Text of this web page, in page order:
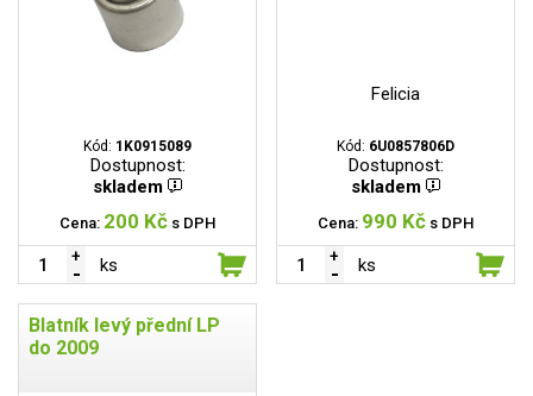
Kód: 1K0915089
Dostupnost:
skladem
Cena: 200 Kč s DPH
ks
Felicia
Kód: 6U0857806D
Dostupnost:
skladem
Cena: 990 Kč s DPH
ks
Blatník levý přední LP
do 2009